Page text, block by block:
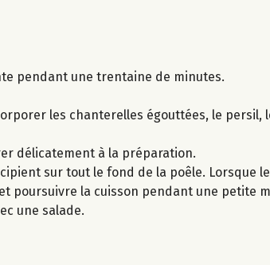
pendant une trentaine de minutes.
les chanterelles égouttées, le persil,
délicatement à la préparation.
sur tout le fond de la poêle. Lorsque
poursuivre la cuisson pendant une petite
une salade.